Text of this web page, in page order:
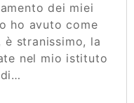
dei miei
ho avuto come
stranissimo, la
nel mio istituto